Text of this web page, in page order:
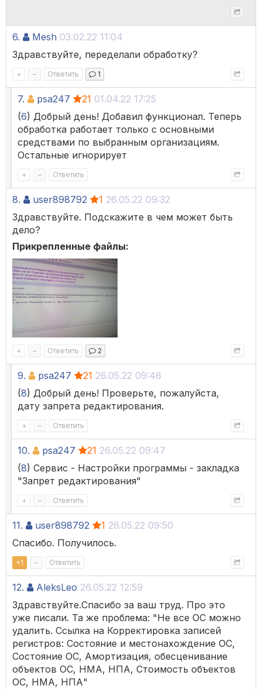
6. Mesh 03.02.22 11:04
Здравствуйте, переделали обработку?
+ – Ответить 1
7. psa247 21 01.04.22 17:25
(6) Добрый день! Добавил функционал. Теперь
обработка работает только с основными
средствами по выбранным организациям.
Остальные игнорирует
+ – Ответить
8. user898792 1 26.05.22 09:32
Здравствуйте. Подскажите в чем может быть
дело?
Прикрепленные файлы:
+ – Ответить 2
9. psa247 21 26.05.22 09:46
(8) Добрый день! Проверьте, пожалуйста,
дату запрета редактирования.
+ – Ответить
10. psa247 21 26.05.22 09:47
(8) Сервис - Настройки программы - закладка
"Запрет редактирования"
+ – Ответить
11. user898792 1 26.05.22 09:50
Спасибо. Получилось.
+1 – Ответить
12. AleksLeo 26.05.22 12:59
Здравствуйте.Спасибо за ваш труд. Про это
уже писали. Та же проблема: "Не все ОС можно
удалить. Ссылка на Корректировка записей
регистров: Состояние и местонахождение ОС,
Состояние ОС, Амортизация, обесценивание
объектов ОС, НМА, НПА, Стоимость объектов
ОС, НМА, НПА"